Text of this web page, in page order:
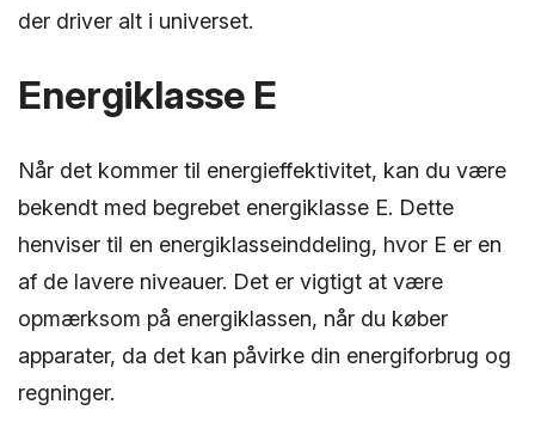
der driver alt i universet.
Energiklasse E
Når det kommer til energieffektivitet, kan du være
bekendt med begrebet energiklasse E. Dette
henviser til en energiklasseinddeling, hvor E er en
af de lavere niveauer. Det er vigtigt at være
opmærksom på energiklassen, når du køber
apparater, da det kan påvirke din energiforbrug og
regninger.